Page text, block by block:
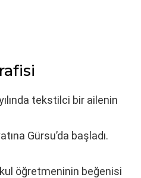
tekstilci bir ailenin
Gürsu’da başladı.
öğretmeninin beğenisi